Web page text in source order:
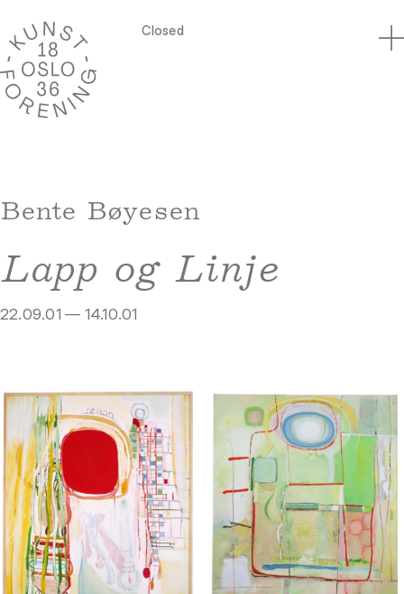
Closed
Bente Bøyesen
Lapp og Linje
22.09.01 — 14.10.01